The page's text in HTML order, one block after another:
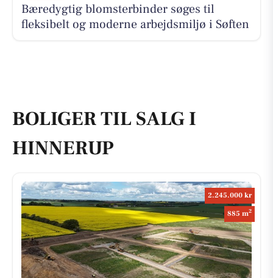
Bæredygtig blomsterbinder søges til
fleksibelt og moderne arbejdsmiljø i Søften
BOLIGER TIL SALG I
HINNERUP
2.245.000 kr
885 m2